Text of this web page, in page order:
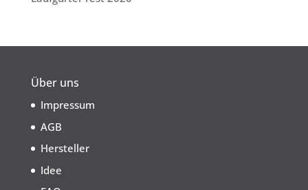
Über uns
Impressum
AGB
Hersteller
Idee